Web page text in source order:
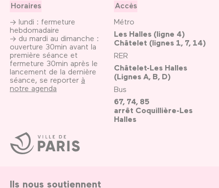
Ville
de
Paris
Horaires
→ lundi : fermeture
hebdomadaire
→ du mardi au dimanche :
ouverture 30min avant la
première séance et
fermeture 30min après le
lancement de la dernière
séance, se reporter à
notre agenda
Accès
Métro
Les Halles (ligne 4)
Châtelet (lignes 1, 7, 14)
RER
Châtelet-Les Halles
(Lignes A, B, D)
Bus
67, 74, 85
arrêt Coquillière-Les
Halles
Ils nous soutiennent